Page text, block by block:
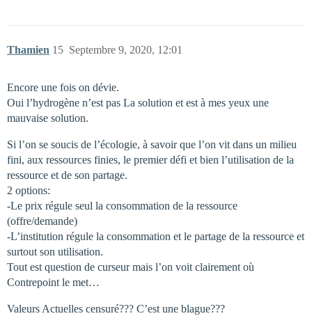
Thamien Septembre 9, 2020, 12:01
15
Encore une fois on dévie.
Oui l’hydrogène n’est pas La solution et est à mes yeux une
mauvaise solution.
Si l’on se soucis de l’écologie, à savoir que l’on vit dans un milieu
fini, aux ressources finies, le premier défi et bien l’utilisation de la
ressource et de son partage.
2 options:
-Le prix régule seul la consommation de la ressource
(offre/demande)
-L’institution régule la consommation et le partage de la ressource et
surtout son utilisation.
Tout est question de curseur mais l’on voit clairement où
Contrepoint le met…
Valeurs Actuelles censuré??? C’est une blague???